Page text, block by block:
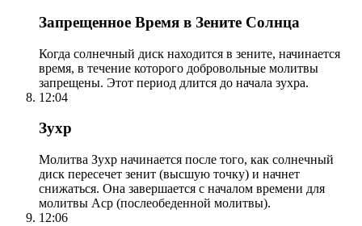
Запрещенное Время в Зените Солнца
Когда солнечный диск находится в зените, начинается
время, в течение которого добровольные молитвы
запрещены. Этот период длится до начала зухра.
12:04
Зухр
Молитва Зухр начинается после того, как солнечный
диск пересечет зенит (высшую точку) и начнет
снижаться. Она завершается с началом времени для
молитвы Аср (послеобеденной молитвы).
12:06